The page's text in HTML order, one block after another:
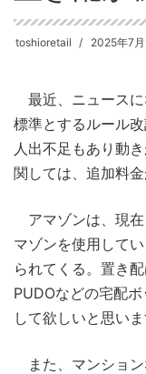
toshioretail 2025年7月
最近、ニュースに
標準とするルール
人出不足もあり動
関しては、追加料
アマゾンは、現在
マゾンを使用して
られてくる。置き
PUDOなどの宅配
して欲しいと思いま
また、マンショ